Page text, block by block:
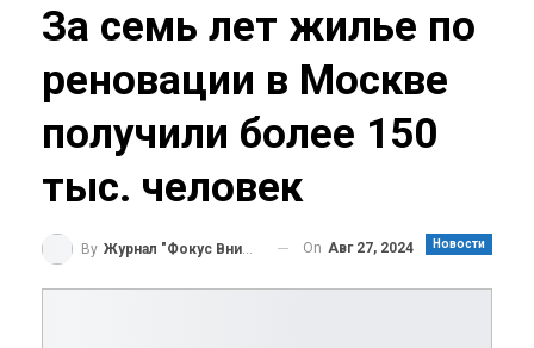
За семь лет жилье по
реновации в Москве
получили более 150
тыс. человек
Новости
By Журнал "Фокус Внимания" On Авг 27, 2024